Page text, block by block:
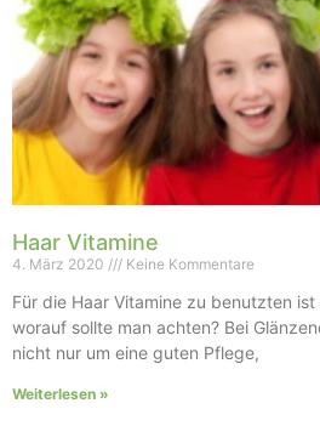
Haar Vitamine
4. März 2020 Keine Kommentare
Für die Haar Vitamine zu benutzten
worauf sollte man achten? Bei
nicht nur um eine guten Pflege,
Weiterlesen »